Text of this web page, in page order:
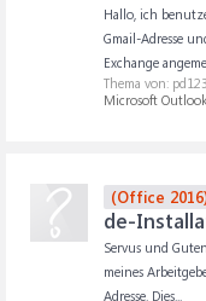
Hallo, ich
Gmail-Adresse
Exchange
Thema von:
Microsoft
(Office
de-
Servus und
meines
Adresse. Dies...